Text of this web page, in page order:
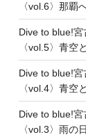
〈vol.6〉那覇
Dive to blue!
〈vol.5〉青空
Dive to blue!
〈vol.4〉青空
Dive to blue!
〈vol.3〉雨の